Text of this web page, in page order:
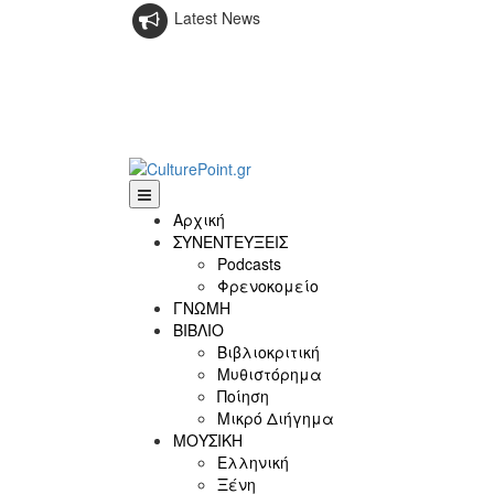
Latest News
Αρχική
ΣΥΝΕΝΤΕΥΞΕΙΣ
Podcasts
Φρενοκομείο
ΓΝΩΜΗ
ΒΙΒΛΙΟ
Βιβλιοκριτική
Μυθιστόρημα
Ποίηση
Μικρό Διήγημα
ΜΟΥΣΙΚΗ
Ελληνική
Ξένη